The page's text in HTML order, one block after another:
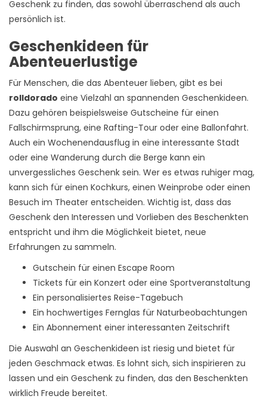
Geschenk zu finden, das sowohl überraschend als auch
persönlich ist.
Geschenkideen für
Abenteuerlustige
Für Menschen, die das Abenteuer lieben, gibt es bei
rolldorado eine Vielzahl an spannenden Geschenkideen.
Dazu gehören beispielsweise Gutscheine für einen
Fallschirmsprung, eine Rafting-Tour oder eine Ballonfahrt.
Auch ein Wochenendausflug in eine interessante Stadt
oder eine Wanderung durch die Berge kann ein
unvergessliches Geschenk sein. Wer es etwas ruhiger mag,
kann sich für einen Kochkurs, einen Weinprobe oder einen
Besuch im Theater entscheiden. Wichtig ist, dass das
Geschenk den Interessen und Vorlieben des Beschenkten
entspricht und ihm die Möglichkeit bietet, neue
Erfahrungen zu sammeln.
Gutschein für einen Escape Room
Tickets für ein Konzert oder eine Sportveranstaltung
Ein personalisiertes Reise-Tagebuch
Ein hochwertiges Fernglas für Naturbeobachtungen
Ein Abonnement einer interessanten Zeitschrift
Die Auswahl an Geschenkideen ist riesig und bietet für
jeden Geschmack etwas. Es lohnt sich, sich inspirieren zu
lassen und ein Geschenk zu finden, das den Beschenkten
wirklich Freude bereitet.